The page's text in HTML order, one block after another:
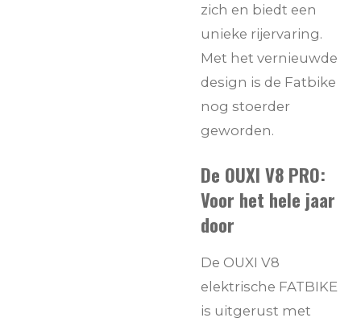
zich en biedt een
unieke rijervaring.
Met het vernieuwde
design is de Fatbike
nog stoerder
geworden.
De OUXI V8 PRO:
Voor het hele jaar
door
De OUXI V8
elektrische FATBIKE
is uitgerust met